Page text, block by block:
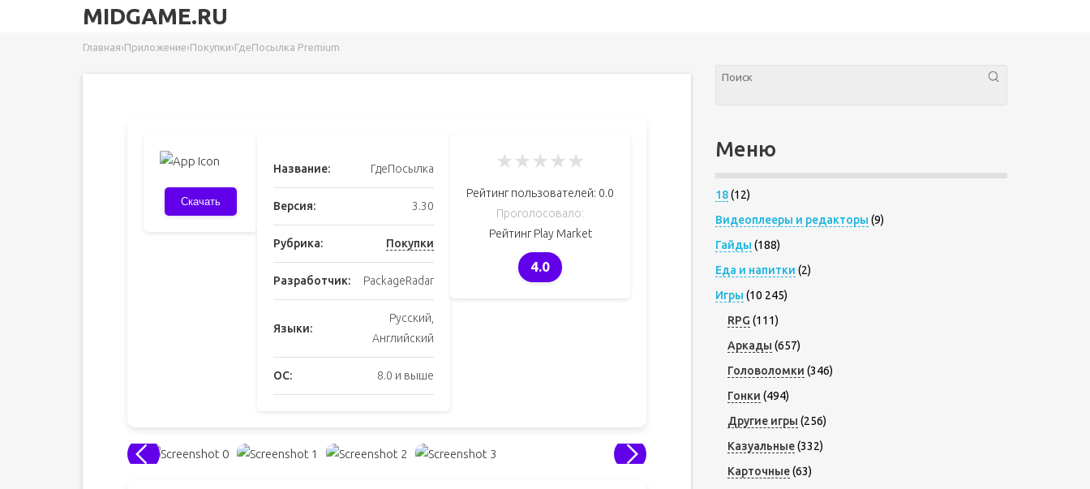
MIDGAME.RU
Главная›Приложение›Покупки›ГдеПосылка Premium
Скачать
Название: ГдеПосылка
Версия: 3.30
Рубрика: Покупки
Разработчик: PackageRadar
Языки:
Русский,
Английский
ОС: 8.0 и выше
★★★★★
Рейтинг пользователей: 0.0
Проголосовало:
Рейтинг Play Market
4.0
Меню
18(12)
Видеоплееры и редакторы (9)
Гайды (188)
Еда и напитки (2)
Игры (10 245)
RPG (111)
Аркады (657)
Головоломки (346)
Гонки (494)
Другие игры (256)
Казуальные(332)
Карточные(63)